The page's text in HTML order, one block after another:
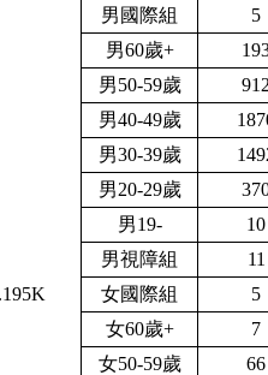
男國際組
5
男60歲+
男50-59歲
男40-49歲
男30-39歲
男20-29歲
男19-
10
男視障組
11
女國際組
5
女60歲+
7
女50-59歲
66